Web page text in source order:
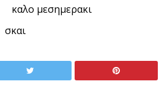
καλο μεσημερακι
σκαι